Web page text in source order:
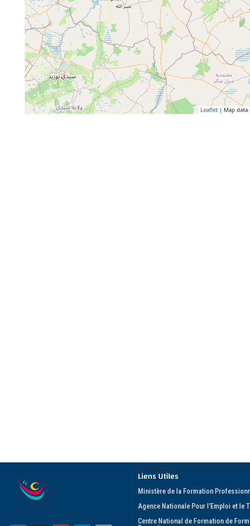
Leaflet | Map
Liens Utiles
Ministère de la Formation
Agence Nationale Pour l’Emploi et le
Centre National de Formation de